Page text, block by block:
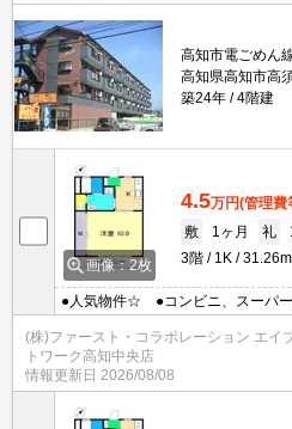
高知市電ごめん
高知県高知市高
築24年
4階建
画像：2枚
4.5万円(管理費
敷
1ヶ月 礼
3階
1K
●人気物件☆ ●コンビニ、スーパ
●エアコン1台あり
(株)ファースト・コラボレーション エイ
トワーク高知中央店
情報更新日 2026/08/08